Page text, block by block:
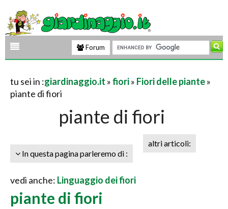
Forum
tu sei in :giardinaggio.it »fiori» Fiori delle piante»
piante di fiori
piante di fiori
In questa pagina parleremo di :
altri articoli:
vedi anche: Linguaggio dei fiori
piante di fiori